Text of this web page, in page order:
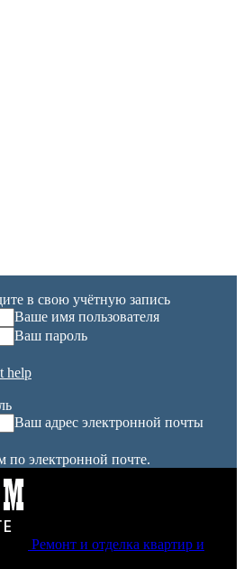
в свою учётную запись
Ваше имя пользователя
Ваш пароль
help
Ваш адрес электронной почты
по электронной почте.
Ремонт и отделка квартир и